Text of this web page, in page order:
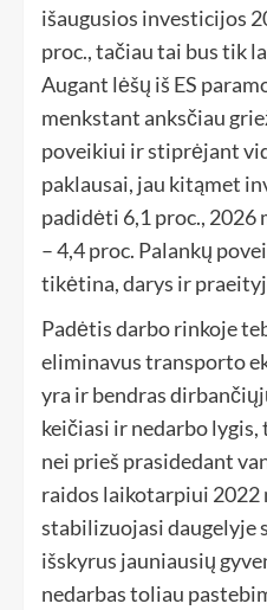
išaugusios investicijos
proc., tačiau tai bus tik
Augant lėšų iš ES
menkstant anksčiau
poveikiui ir stiprėjant
paklausai, jau kitąmet
padidėti 6,1 proc., 2026
– 4,4 proc. Palankų
tikėtina, darys ir
Padėtis darbo rinkoje
eliminavus transporto
yra ir bendras
keičiasi ir nedarbo
nei prieš prasidedant
raidos laikotarpiui 2022
stabilizuojasi daugelyje
išskyrus jauniausių
nedarbas toliau